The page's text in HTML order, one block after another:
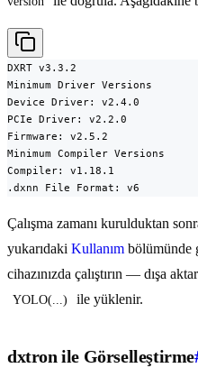
DXRT v3.3.2
Minimum Driver Versions
Device Driver: v2.4.0
PCIe Driver: v2.2.0
Firmware: v2.5.2
Minimum Compiler Versions
Compiler: v1.18.1
.dxnn File Format: v6
Çalışma zamanı kurulduktan
yukarıdaki Kullanım bölümünde
cihazınızda çalıştırın — dışa
YOLO(...) ile yüklenir.
dxtron ile Görselleştirme